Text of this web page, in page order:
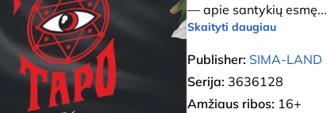
— apie santykių esmę...
Skaityti daugiau
Publisher: SIMA-LAND
Serija: 3636128
Amžiaus ribos: 16+